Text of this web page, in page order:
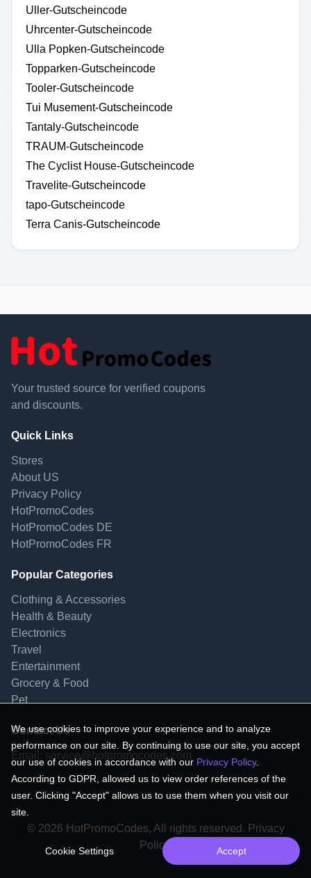
Uller-Gutscheincode
Uhrcenter-Gutscheincode
Ulla Popken-Gutscheincode
Topparken-Gutscheincode
Tooler-Gutscheincode
Tui Musement-Gutscheincode
Tantaly-Gutscheincode
TRAUM-Gutscheincode
The Cyclist House-Gutscheincode
Travelite-Gutscheincode
tapo-Gutscheincode
Terra Canis-Gutscheincode
Your trusted source for verified coupons
and discounts.
Quick Links
Stores
About US
Privacy Policy
HotPromoCodes
HotPromoCodes DE
HotPromoCodes FR
Popular Categories
Clothing & Accessories
Health & Beauty
Electronics
Travel
Entertainment
Grocery & Food
Pet
Contact Us
Email: service@hotpromocodes.com
© 2026 HotPromoCodes, All rights reserved. Privacy
Policy.
We use cookies to improve your experience and to analyze
performance on our site. By continuing to use our site, you accept
our use of cookies in accordance with our Privacy Policy.
According to GDPR, allowed us to view order references of the
user. Clicking "Accept" allows us to use them when you visit our
site.
Cookie Settings Accept